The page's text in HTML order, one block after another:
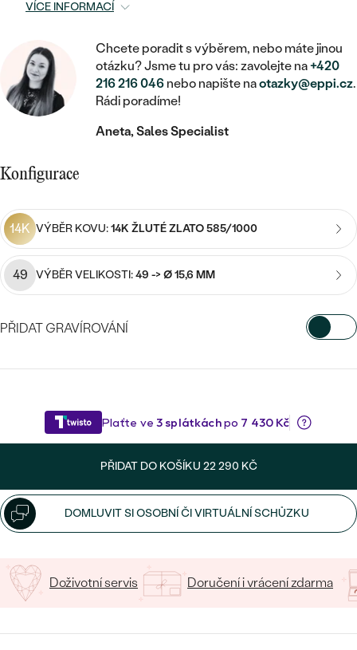
RUČNĚ RYTÉ
S VÝPLNÍ
SVATEBNÍ SETY
CENOVĚ DOSTUPNÉ
LUXUSNÍ
Nejprodávanější
snubní prsteny
PROHLÉDNOUT
ZAČÍT S BAREVNÝM DIAMANTEM
DLE DRAHOKAMU
LAB-GROWN DIAMANT
MOISSANIT
BAREVNÝ DIAMANT
ČERNÝ DIAMANT
SALT AND PEPPER DIAMANT
DRAHOKAM
DLE MATERIÁLU
PLATINA
STŘÍBRO
BROŽE
DOPLŇKY
ZLATO
STŘÍBRO
PLATINA
S LAB-GROWN DIAMANTY
S PERLAMI
DLE STYLU
SYMBOLICKÉ
DĚTSKÉ
PIERCING
DLE KAMENE
S DIAMANTY
S DRAHOKAMY
S PERLAMI
DLE CENY
CENOVĚ DOSTUPNÉ
LUXUSNÍ
ŘETÍZKY
VE TVARU SRDCE
SE ZVÍŘATY
S DIAMANTY
S DRAHOKAMY
LUXUSNÍ
STATEMENT
PEČETNÍ
PERSONALIZOVANÉ
DLE DRAHOKAMU
S DRAHOKAMY
S PERLAMI
DLE CENY
CENOVĚ DOSTUPNÉ
VÍCE INFORMACÍ
Chcete poradit s výběrem, nebo máte jinou
otázku? Jsme tu pro vás: zavolejte na+420
216 216 046 nebo napište naotazky@eppi.cz.
Rádi poradíme!
Aneta, Sales Specialist
Konfigurace
14K VÝBĚR KOVU:14K ŽLUTÉ ZLATO 585/1000
49 VÝBĚR VELIKOSTI:49 -> Ø 15,6 MM
PŘIDAT GRAVÍROVÁNÍ
Napište iniciály/text
/ 15 ZNAKŮ
PŘIDAT DO KOŠÍKU 22 290 KČ
DOMLUVIT SI OSOBNÍ ČI VIRTUÁLNÍ SCHŮZKU
Doživotní servis Doručení i vrácení zdarma